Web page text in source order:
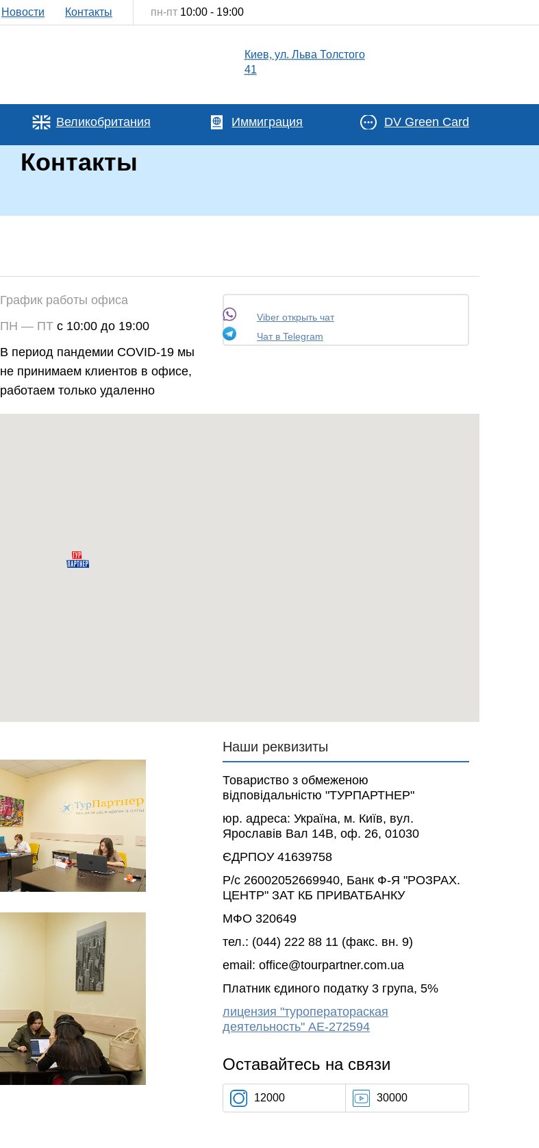
Новости Контакты пн-пт 10:00 - 19:00
Киев, ул. Льва Толстого
41
Великобритания Иммиграция DV Green Card
Контакты
График работы офиса
ПН — ПТ с 10:00 до 19:00
В период пандемии COVID-19 мы
не принимаем клиентов в офисе,
работаем только удаленно
Viber открыть чат
Чат в Telegram
Наши реквизиты
Товариство з обмеженою
відповідальністю "ТУРПАРТНЕР"
юр. адреса: Україна, м. Київ, вул.
Ярославів Вал 14В, оф. 26, 01030
ЄДРПОУ 41639758
Р/с 26002052669940, Банк Ф-Я "РОЗРАХ.
ЦЕНТР" ЗАТ КБ ПРИВАТБАНКУ
МФО 320649
тел.: (044) 222 88 11 (факс. вн. 9)
email: office@tourpartner.com.ua
Платник єдиного податку 3 група, 5%
лицензия "туроператораская
деятельность" АЕ-272594
Оставайтесь на связи
12000 30000